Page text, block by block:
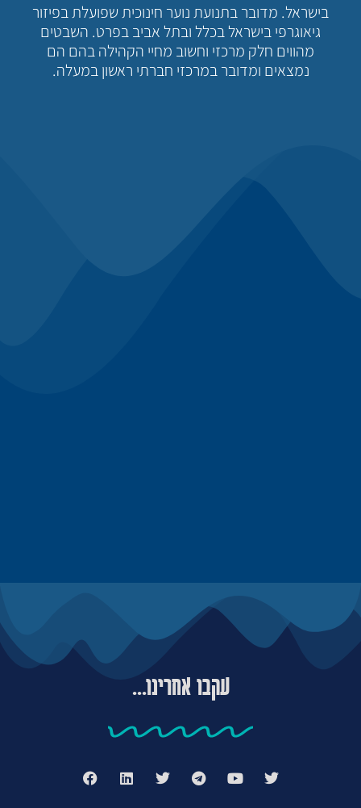
בישראל. מדובר בתנועת נוער חינוכית שפועלת בפיזור
גיאוגרפי בישראל בכלל ובתל אביב בפרט. השבטים
מהווים חלק מרכזי וחשוב מחיי הקהילה בהם הם
נמצאים ומדובר במרכזי חברתי ראשון במעלה.
עקבו אחרינו...